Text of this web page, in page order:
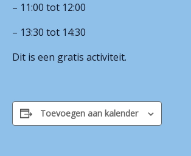
Stichting
– 11:00 tot 12:00
– 13:30 tot 14:30
Dit is een gratis activiteit.
Toevoegen aan kalender